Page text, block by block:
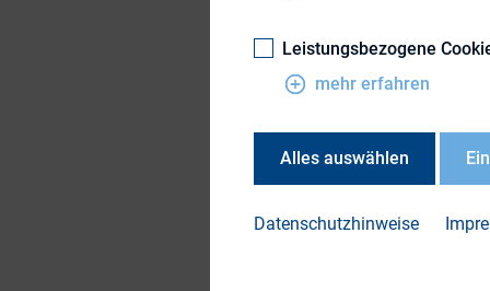
Beobachtet man
Geschehnisse an
die Krise aufgrund
konnte.
Den gesamten
Leistungsbezogene
mehr erfahren
Alles auswählen
Datenschutzhinweise